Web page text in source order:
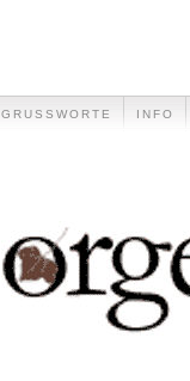
GRUSSWORTE INFO